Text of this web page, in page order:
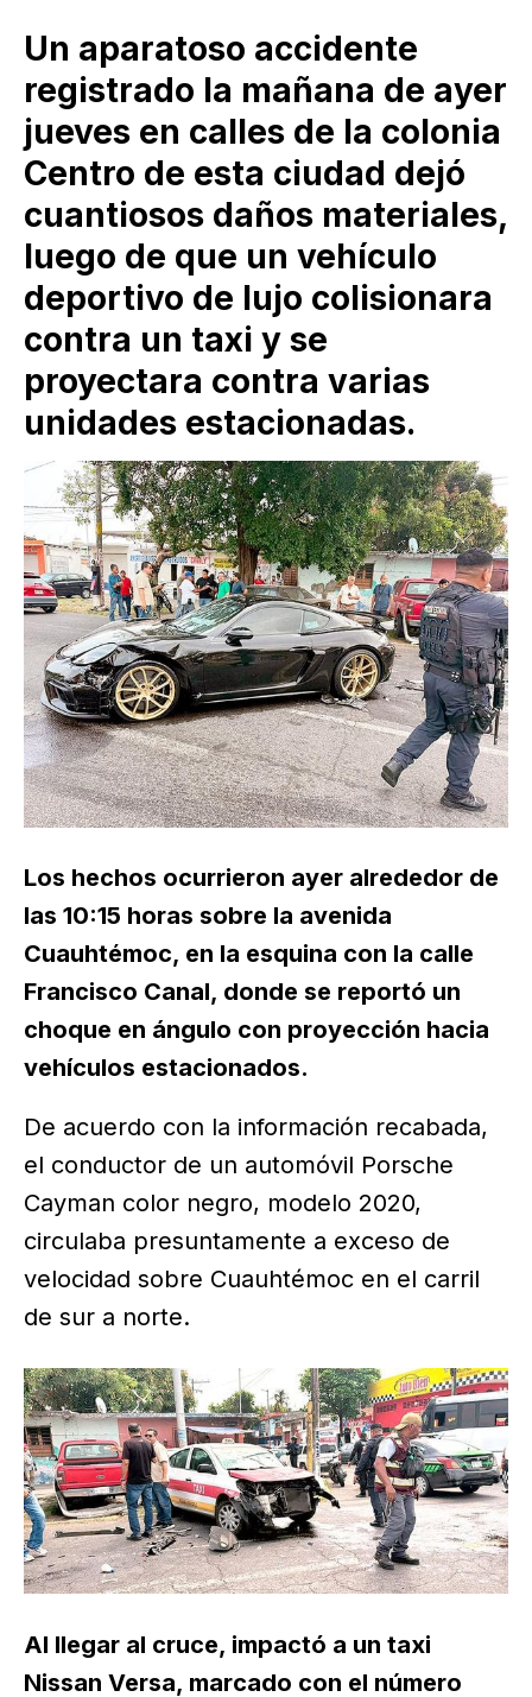
Un aparatoso accidente
registrado la mañana de ayer
jueves en calles de la colonia
Centro de esta ciudad dejó
cuantiosos daños materiales,
luego de que un vehículo
deportivo de lujo colisionara
contra un taxi y se
proyectara contra varias
unidades estacionadas.
Los hechos ocurrieron ayer alrededor de
las 10:15 horas sobre la avenida
Cuauhtémoc, en la esquina con la calle
Francisco Canal, donde se reportó un
choque en ángulo con proyección hacia
vehículos estacionados.
De acuerdo con la información recabada,
el conductor de un automóvil Porsche
Cayman color negro, modelo 2020,
circulaba presuntamente a exceso de
velocidad sobre Cuauhtémoc en el carril
de sur a norte.
Al llegar al cruce, impactó a un taxi
Nissan Versa, marcado con el número